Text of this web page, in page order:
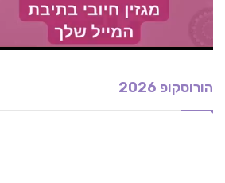
הורוסקופ 2026